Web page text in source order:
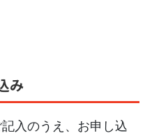
み
入のうえ、お申し込